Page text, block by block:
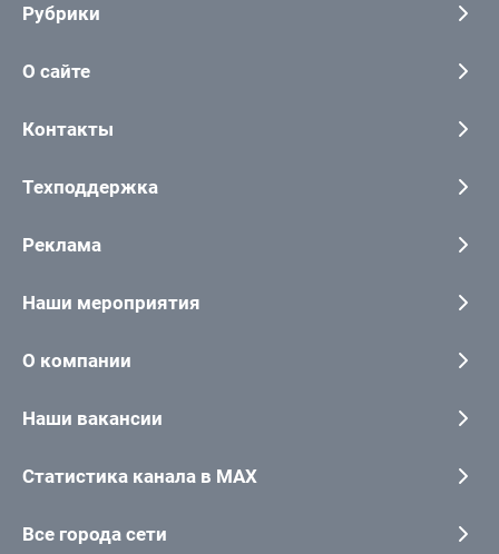
Рубрики
О сайте
Контакты
Техподдержка
Реклама
Наши мероприятия
О компании
Наши вакансии
Статистика канала в MAX
Все города сети